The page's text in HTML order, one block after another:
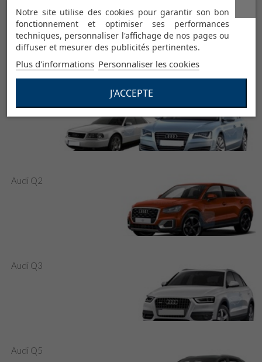
Audi A7
Audi Q2
Audi Q3
Audi Q5
Notre site utilise des cookies pour garantir son bon
fonctionnement et optimiser ses performances
techniques, personnaliser l'affichage de nos pages ou
diffuser et mesurer des publicités pertinentes.
Plus d'informations Personnaliser les cookies
J'ACCEPTE